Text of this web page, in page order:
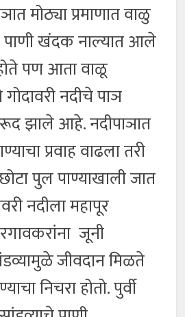
मोठ्या प्रमाणात वाळु
पाणी खंदक नाल्यात आले
पण आता वाळू
नदीचे पाञ
झाले आहे. नदीपाञात
प्रवाह वाढला तरी
पुल पाण्याखाली जात
नदीला महापूर
जूनी
जीवदान मिळते
निचरा होतो. पुर्वी